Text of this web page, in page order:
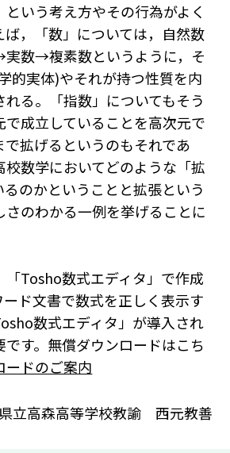
いう考え方やその行為がよく
，「数」については，自然数
数→複素数というように，そ
的実体)やそれが持つ性質を内
る。「指数」についてもそう
で成立していることを高次元で
拡げるというのもそれであ
校数学においてどのような「拡
のかということと拡張という
のわかる一例を挙げることに
Tosho数式エディタ」で作成
ード文書で数式を正しく表示す
数式エディタ」が導入され
す。無償ダウンロードはこち
ードのご案内
立高森高等学校教諭 西元教善